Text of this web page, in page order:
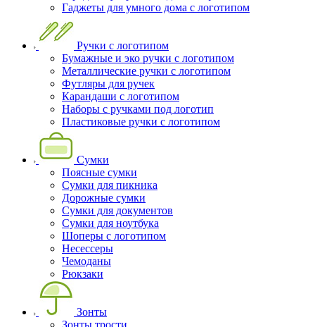
Гаджеты для умного дома с логотипом
Ручки с логотипом
Бумажные и эко ручки с логотипом
Металлические ручки с логотипом
Футляры для ручек
Карандаши с логотипом
Наборы с ручками под логотип
Пластиковые ручки с логотипом
Сумки
Поясные сумки
Сумки для пикника
Дорожные сумки
Сумки для документов
Сумки для ноутбука
Шоперы с логотипом
Несессеры
Чемоданы
Рюкзаки
Зонты
Зонты трости